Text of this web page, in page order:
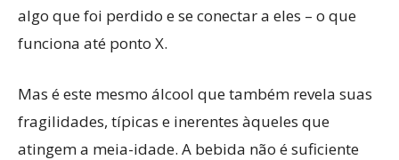
algo que foi perdido e se conectar a eles – o que
funciona até ponto X.
Mas é este mesmo álcool que também revela suas
fragilidades, típicas e inerentes àqueles que
atingem a meia-idade. A bebida não é suficiente